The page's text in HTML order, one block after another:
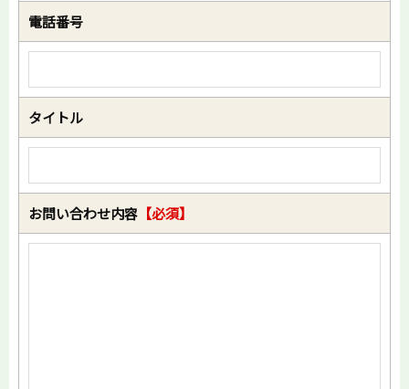
電話番号
タイトル
お問い合わせ内容 【必須】